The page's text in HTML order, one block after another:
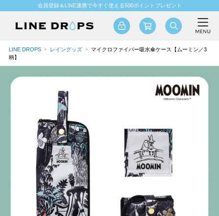
会員登録＆LINE連携で今すぐ使える500ポイントプレゼント
LINE DROPS レイングッズ
マイクロファイバー吸水傘ケース【ムーミン／3
柄】